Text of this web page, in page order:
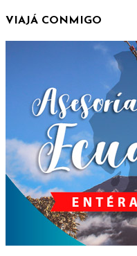
VIAJÁ CONMIGO